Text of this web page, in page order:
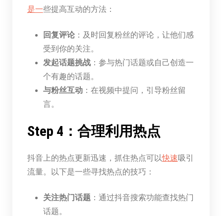
是一些提高互动的方法：
回复评论：及时回复粉丝的评论，让他们感
受到你的关注。
发起话题挑战：参与热门话题或自己创造一
个有趣的话题。
与粉丝互动：在视频中提问，引导粉丝留
言。
Step 4：合理利用热点
抖音上的热点更新迅速，抓住热点可以快速吸引
流量。以下是一些寻找热点的技巧：
关注热门话题：通过抖音搜索功能查找热门
话题。